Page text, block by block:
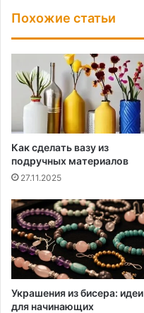
Похожие статьи
Как сделать вазу из
подручных материалов
27.11.2025
Украшения из бисера: идеи
для начинающих